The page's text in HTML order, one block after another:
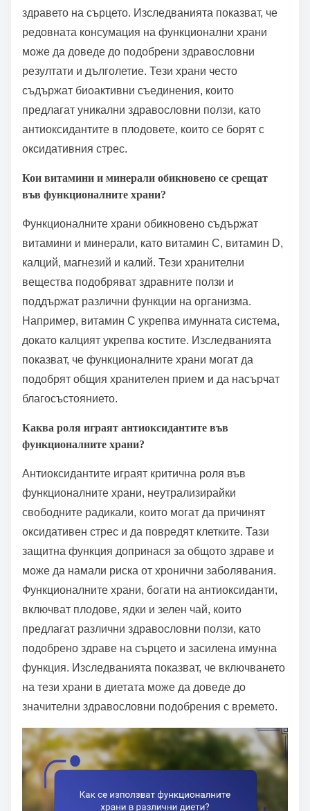
здравето на сърцето. Изследванията показват, че
редовната консумация на функционални храни
може да доведе до подобрени здравословни
резултати и дълголетие. Тези храни често
съдържат биоактивни съединения, които
предлагат уникални здравословни ползи, като
антиоксидантите в плодовете, които се борят с
оксидативния стрес.
Кои витамини и минерали обикновено се срещат
във функционалните храни?
Функционалните храни обикновено съдържат
витамини и минерали, като витамин C, витамин D,
калций, магнезий и калий. Тези хранителни
вещества подобряват здравните ползи и
поддържат различни функции на организма.
Например, витамин C укрепва имунната система,
докато калцият укрепва костите. Изследванията
показват, че функционалните храни могат да
подобрят общия хранителен прием и да насърчат
благосъстоянието.
Каква роля играят антиоксидантите във
функционалните храни?
Антиоксидантите играят критична роля във
функционалните храни, неутрализирайки
свободните радикали, които могат да причинят
оксидативен стрес и да повредят клетките. Тази
защитна функция допринася за общото здраве и
може да намали риска от хронични заболявания.
Функционалните храни, богати на антиоксиданти,
включват плодове, ядки и зелен чай, които
предлагат различни здравословни ползи, като
подобрено здраве на сърцето и засилена имунна
функция. Изследванията показват, че включването
на тези храни в диетата може да доведе до
значителни здравословни подобрения с времето.